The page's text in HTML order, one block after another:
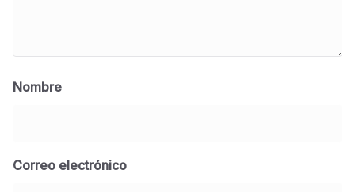
Nombre
Correo electrónico